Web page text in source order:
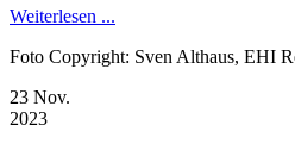
Weiterlesen ...
Foto Copyright: Sven Althaus, EHI
23 Nov.
2023